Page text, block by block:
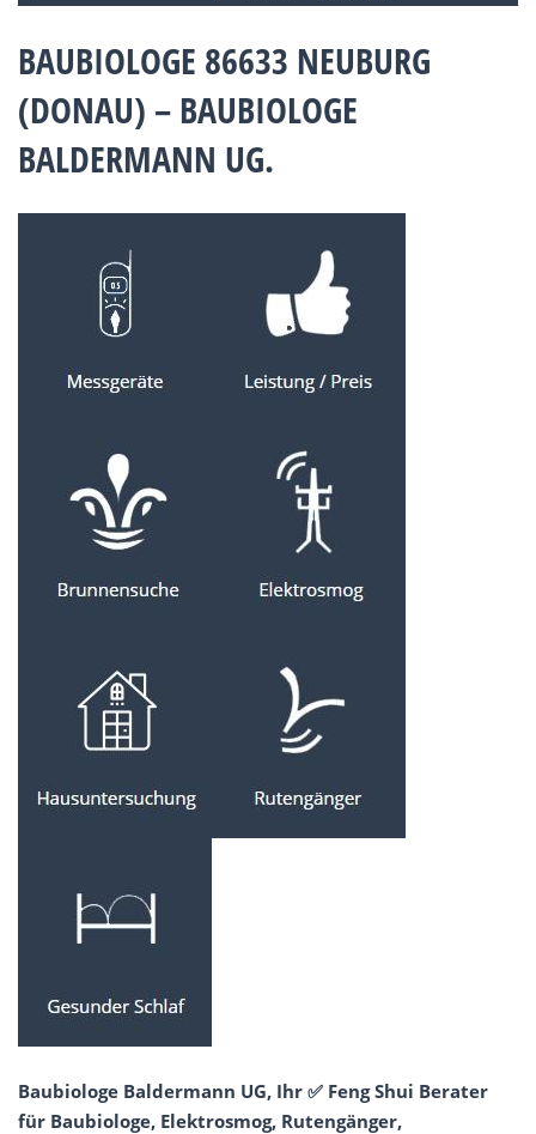
BAUBIOLOGE 86633 NEUBURG
(DONAU) – BAUBIOLOGE
BALDERMANN UG.
Baubiologe Baldermann UG, Ihr ✅ Feng Shui Berater
für Baubiologe, Elektrosmog, Rutengänger,